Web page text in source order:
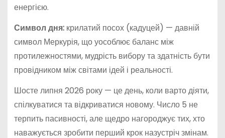
енергією.
Символ дня:крилатий посох (кадуцей) — давній
символ Меркурія, що уособлює баланс між
протилежностями, мудрість вибору та здатність бути
провідником між світами ідей і реальності.
Шосте липня 2026 року — це день, коли варто діяти,
спілкуватися та відкриватися новому. Число 5 не
терпить пасивності, але щедро нагороджує тих, хто
наважується зробити перший крок назустріч змінам.